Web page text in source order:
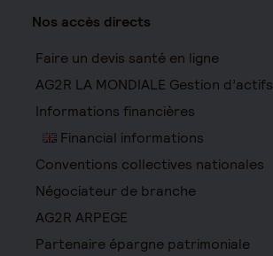
Nos accès directs
Faire un devis santé en ligne
AG2R LA MONDIALE Gestion d’actifs
Informations financières
Financial informations
Conventions collectives nationales
Négociateur de branche
AG2R ARPEGE
Partenaire épargne patrimoniale